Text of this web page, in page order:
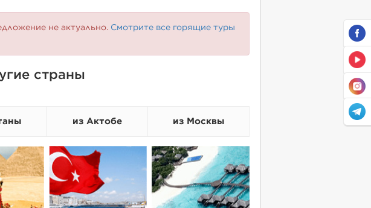
не актуально. Смотрите все горящие туры
страны
из Актобе из Москвы